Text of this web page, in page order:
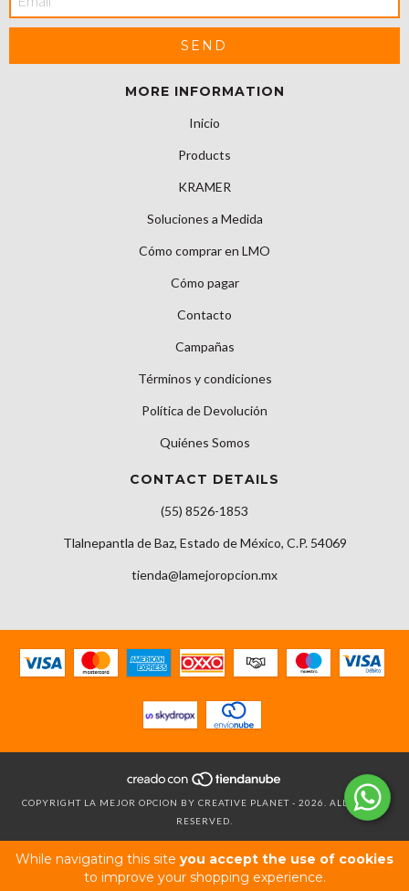
While navigating this site you accept the use of cookies
to improve your shopping experience.
MORE INFORMATION
Inicio
Products
KRAMER
Soluciones a Medida
Cómo comprar en LMO
Cómo pagar
Contacto
Campañas
Términos y condiciones
Política de Devolución
Quiénes Somos
CONTACT DETAILS
(55) 8526-1853
Tlalnepantla de Baz, Estado de México, C.P. 54069
tienda@lamejoropcion.mx
COPYRIGHT LA MEJOR OPCION BY CREATIVE PLANET - 2026. ALL RIGHTS
RESERVED.